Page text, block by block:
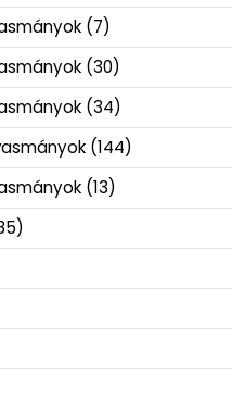
(7)
(30)
(34)
(144)
(13)